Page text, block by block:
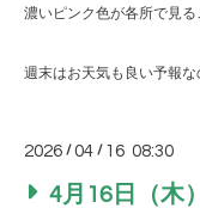
濃いピンク色が各所で見
週末はお天気も良い予報
2026 /04 / 16 08:30
4月16日（木